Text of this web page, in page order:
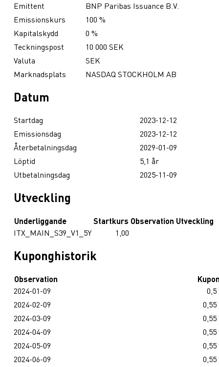
Emittent
BNP Paribas Issuance B.V.
Emissionskurs
100 %
Kapitalskydd
0 %
Teckningspost
10 000 SEK
Valuta
SEK
Marknadsplats
NASDAQ STOCKHOLM AB
Datum
Startdag
2023-12-12
Emissionsdag
2023-12-12
Återbetalningsdag
2029-01-09
Löptid
5,1 år
Utbetalningsdag
2025-11-09
Utveckling
Underliggande Startkurs Observation Utveckling
ITX_MAIN_S39_V1_5Y
1,00
Kuponghistorik
Observation
2024-01-09
0,5
2024-02-09
0,55
2024-03-09
0,55
2024-04-09
0,55
2024-05-09
0,55
2024-06-09
0,55